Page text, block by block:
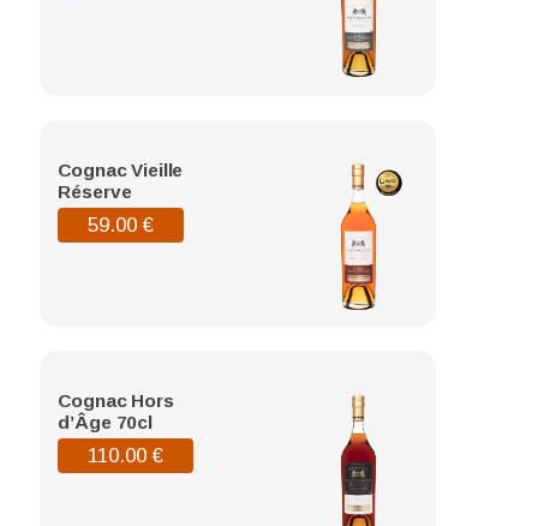
Cognac Vieille
Réserve
59.00€
Cognac Hors
d’Âge 70cl
110.00€